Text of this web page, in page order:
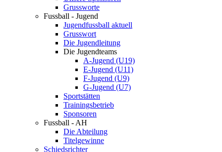
Grussworte
Fussball - Jugend
Jugendfussball aktuell
Grusswort
Die Jugendleitung
Die Jugendteams
A-Jugend (U19)
E-Jugend (U11)
F-Jugend (U9)
G-Jugend (U7)
Sportstätten
Trainingsbetrieb
Sponsoren
Fussball - AH
Die Abteilung
Titelgewinne
Schiedsrichter